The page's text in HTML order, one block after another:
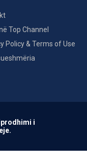
Top Channel
Policy & Terms of Use
i